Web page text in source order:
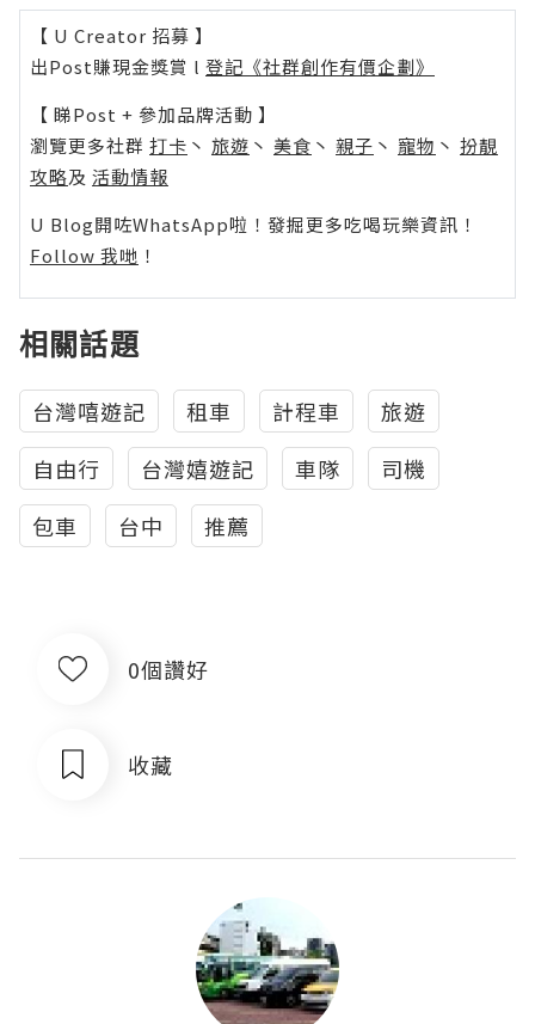
【 U Creator 招募 】
出Post賺現金獎賞 l 登記《社群創作有價企劃》
【 睇Post + 參加品牌活動 】
瀏覽更多社群 打卡 丶 旅遊 丶 美食 丶 親子 丶 寵物 丶 扮靚
攻略及 活動情報
U Blog開咗WhatsApp啦！發掘更多吃喝玩樂資訊！
Follow 我哋 ！
相關話題
台灣嘻遊記 租車 計程車
旅遊
自由行
台灣嬉遊記 車隊
司機
包車
台中 推薦
0個讚好
收藏